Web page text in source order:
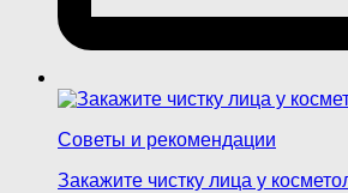
Советы и рекомендации
Закажите чистку лица у